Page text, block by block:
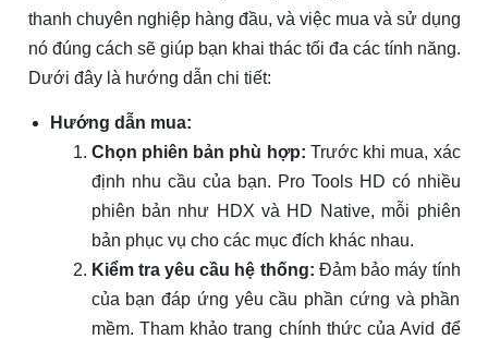
thanh chuyên nghiệp hàng đầu, và việc mua và sử dụng
nó đúng cách sẽ giúp bạn khai thác tối đa các tính năng.
Dưới đây là hướng dẫn chi tiết:
Hướng dẫn mua:
Chọn phiên bản phù hợp: Trước khi mua, xác
định nhu cầu của bạn. Pro Tools HD có nhiều
phiên bản như HDX và HD Native, mỗi phiên
bản phục vụ cho các mục đích khác nhau.
Kiểm tra yêu cầu hệ thống: Đảm bảo máy tính
của bạn đáp ứng yêu cầu phần cứng và phần
mềm. Tham khảo trang chính thức của Avid để